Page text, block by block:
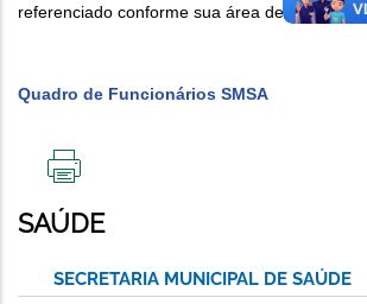
referenciado conforme sua área de
Quadro de Funcionários SMSA
ESTA
PÁGINA
SAÚDE
SECRETARIA MUNICIPAL DE SAÚDE